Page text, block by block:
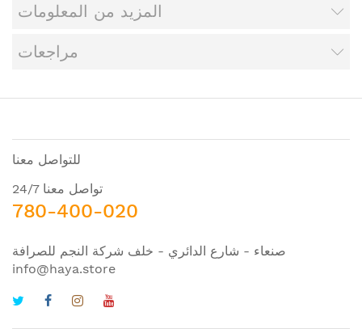
المزيد من المعلومات
مراجعات
للتواصل معنا
تواصل معنا 24/7
780-400-020
صنعاء - شارع الدائري - خلف شركة النجم للصرافة
info@haya.store